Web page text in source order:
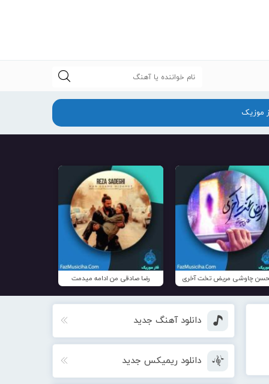
موزیک
چاوشی مریض تخت آخری رضا صادقی من ادامه میدمت
دانلود آهنگ جدید
دانلود ریمیکس جدید